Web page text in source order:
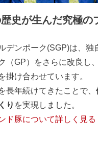
史が生んだ究極の
デンポーク(SGP)は、独
（GP）をさらに改良し
掛け合わせています。
長年続けてきたことで、
り を実現しました。
ド豚について詳しく見る